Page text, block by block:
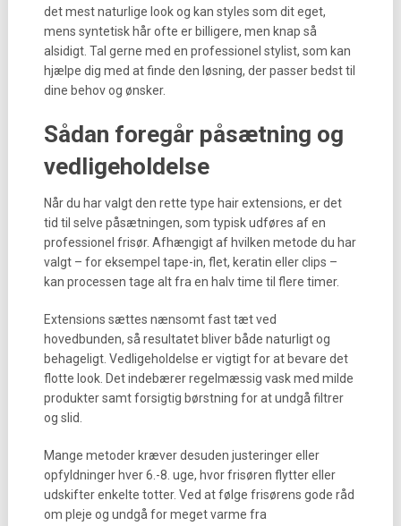
det mest naturlige look og kan styles som dit eget,
mens syntetisk hår ofte er billigere, men knap så
alsidigt. Tal gerne med en professionel stylist, som kan
hjælpe dig med at finde den løsning, der passer bedst til
dine behov og ønsker.
Sådan foregår påsætning og
vedligeholdelse
Når du har valgt den rette type hair extensions, er det
tid til selve påsætningen, som typisk udføres af en
professionel frisør. Afhængigt af hvilken metode du har
valgt – for eksempel tape-in, flet, keratin eller clips –
kan processen tage alt fra en halv time til flere timer.
Extensions sættes nænsomt fast tæt ved
hovedbunden, så resultatet bliver både naturligt og
behageligt. Vedligeholdelse er vigtigt for at bevare det
flotte look. Det indebærer regelmæssig vask med milde
produkter samt forsigtig børstning for at undgå filtrer
og slid.
Mange metoder kræver desuden justeringer eller
opfyldninger hver 6.-8. uge, hvor frisøren flytter eller
udskifter enkelte totter. Ved at følge frisørens gode råd
om pleje og undgå for meget varme fra